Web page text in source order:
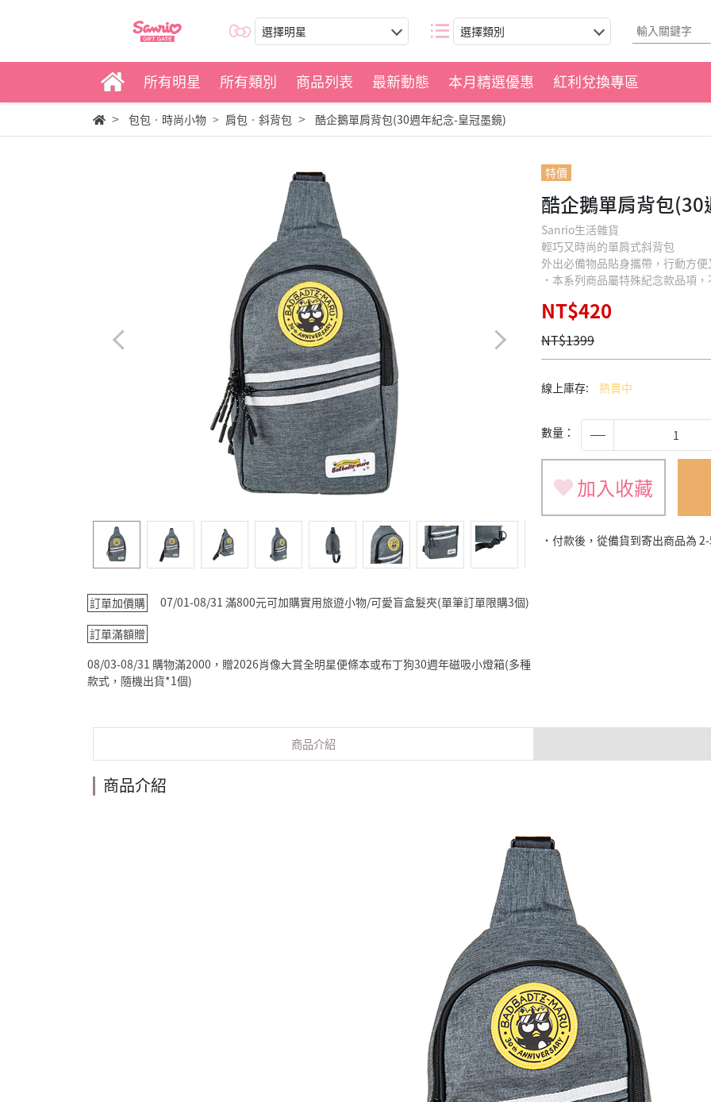
選擇明星 選擇類別
所有明星 所有類別 商品列表 最新動態 本月精選優惠 紅利兌換專區
包包‧時尚小物 肩包‧斜背包 酷企鵝單肩背包(30週年紀念-皇冠墨鏡)
特價
酷企鵝單肩背包
Sanrio生活雜貨
輕巧又時尚的單肩式斜背包
外出必備物品貼身攜帶，行動方
˙本系列商品屬特殊紀念款品項
NT$420
NT$1399
線上庫存: 熱賣中
數量：
加入收藏
˙付款後，從備貨到寄出商品為
訂單加價購
07/01-08/31 滿800元可加購實用旅遊小物/可愛盲盒髮夾(單筆訂單限購3個)
訂單滿額贈
08/03-08/31 購物滿2000，贈2026肖像大賞全明星便條本或布丁狗30週年磁吸小燈箱(多種
款式，隨機出貨*1個)
商品介紹
商品介紹